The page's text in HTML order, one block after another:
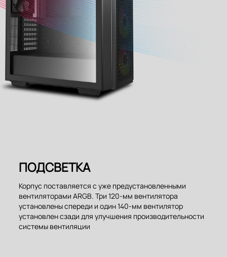
ПОДСВЕТКА
Корпус поставляется с уже предустановленными
вентиляторами ARGB. Три 120-мм вентилятора
установлены спереди и один 140-мм вентилятор
установлен сзади для улучшения производительности
системы вентиляции